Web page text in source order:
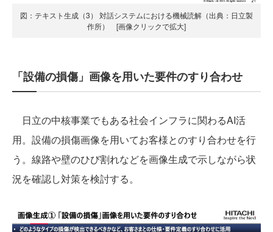
図：テキスト生成（3） 対話システムにおける機械読解（出典：日立製
作所） [画像クリックで拡大]
「設備の損傷」画像を用いた要件のすり合わせ
日立の中核事業でもある社会インフラに関わるAI活
用。設備の損傷画像を用いてお客様とのすり合わせを行
う。線路や壁のひび割れなどを画像生成で示しながら状
況を確認し対策を検討する。